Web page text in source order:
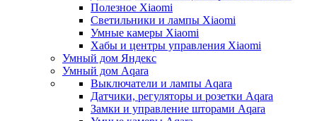
Полезное Xiaomi
Светильники и лампы Xiaomi
Умные камеры Xiaomi
Хабы и центры управления Xiaomi
Умный дом Яндекс
Умный дом Aqara
Выключатели и лампы Aqara
Датчики, регуляторы и розетки Aqara
Замки и управление шторами Aqara